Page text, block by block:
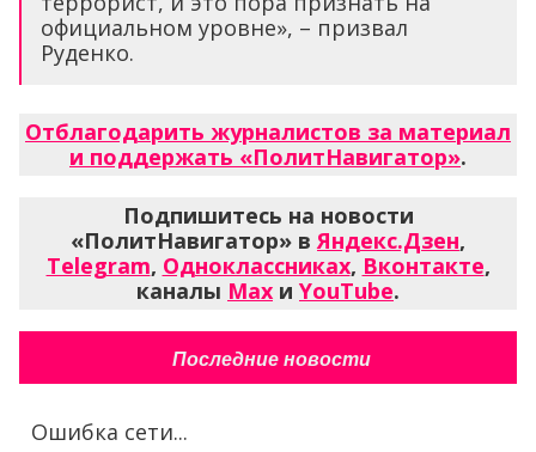
официальном уровне», – призвал
Руденко.
Отблагодарить журналистов за материал
и поддержать «ПолитНавигатор».
Подпишитесь на новости
«ПолитНавигатор» вЯндекс.Дзен,
Telegram, Одноклассниках, Вконтакте,
каналы Max и YouTube.
Последние новости
Ошибка сети...